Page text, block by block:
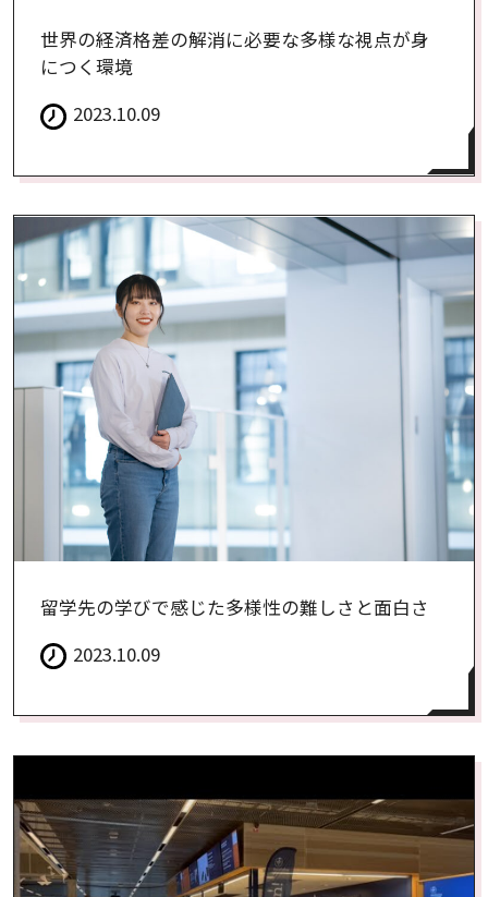
世界の経済格差の解消に必要な多様な視点が身
につく環境
2023.10.09
留学先の学びで感じた多様性の難しさと面白さ
2023.10.09